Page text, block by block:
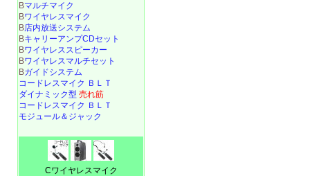
Bマルチマイク
Bワイヤレスマイク
B店内放送システム
BキャリーアンプCDセット
Bワイヤレススピーカー
Bワイヤレスマルチセット
Bガイドシステム
コードレスマイク ＢＬＴ
ダイナミック型 売れ筋
コードレスマイク ＢＬＴ
モジュール＆ジャック
Cワイヤレスマイク